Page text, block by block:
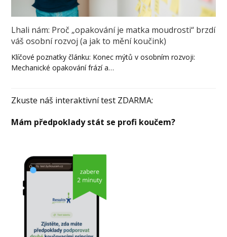
Lhali nám: Proč „opakování je matka moudrosti“ brzdí
váš osobní rozvoj (a jak to mění koučink)
Klíčové poznatky článku: Konec mýtů v osobním rozvoji:
Mechanické opakování frází a…
Zkuste náš interaktivní test ZDARMA:
Mám předpoklady stát se profi koučem?